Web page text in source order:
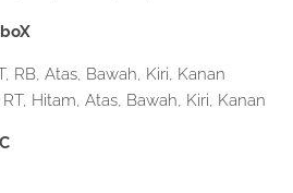
RB, Atas, Bawah, Kiri, Kanan
Hitam, Atas, Bawah, Kiri, Kanan